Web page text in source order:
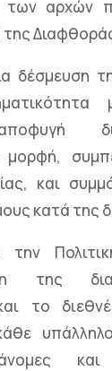
των αρχών
της
δέσμευση
και
κατά της
της
το
και